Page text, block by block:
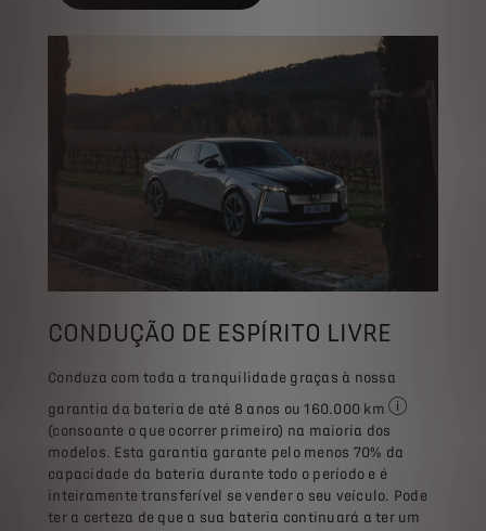
CONDUÇÃO DE ESPÍRITO LIVRE
Conduza com toda a tranquilidade graças à nossa
garantia da bateria de até 8 anos ou 160.000 km
As
(consoante o que ocorrer primeiro) na maioria dos
modelos. Esta garantia garante pelo menos 70% da
capacidade da bateria durante todo o período e é
inteiramente transferível se vender o seu veículo. Pode
ter a certeza de que a sua bateria continuará a ter um